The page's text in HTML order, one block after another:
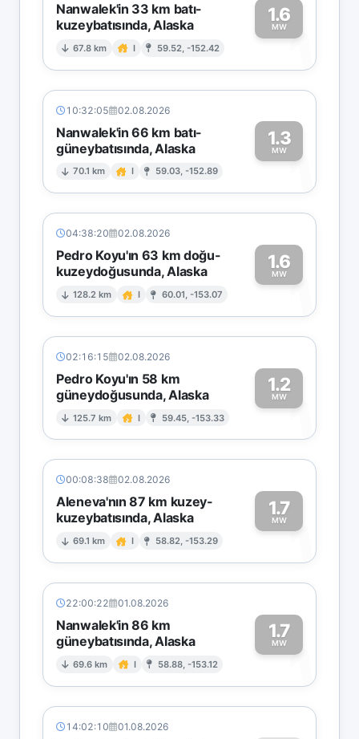
Nanwalek'in 33 km batı-
kuzeybatısında, Alaska
67.8 km I 59.52, -152.42
1.6
MW1
10:32:05 02.08.2026
Nanwalek'in 66 km batı-
güneybatısında, Alaska
70.1 km I 59.03, -152.89
1.3
MW1
04:38:20 02.08.2026
Pedro Koyu'ın 63 km doğu-
kuzeydoğusunda, Alaska
128.2 km I 60.01, -153.07
1.6
MW1
02:16:15 02.08.2026
Pedro Koyu'ın 58 km
güneydoğusunda, Alaska
125.7 km I 59.45, -153.33
1.2
MW1
00:08:38 02.08.2026
Aleneva'nın 87 km kuzey-
kuzeybatısında, Alaska
69.1 km I 58.82, -153.29
1.7
MW1
22:00:22 01.08.2026
Nanwalek'in 86 km
güneybatısında, Alaska
69.6 km I 58.88, -153.12
1.7
MW1
14:02:10 01.08.2026